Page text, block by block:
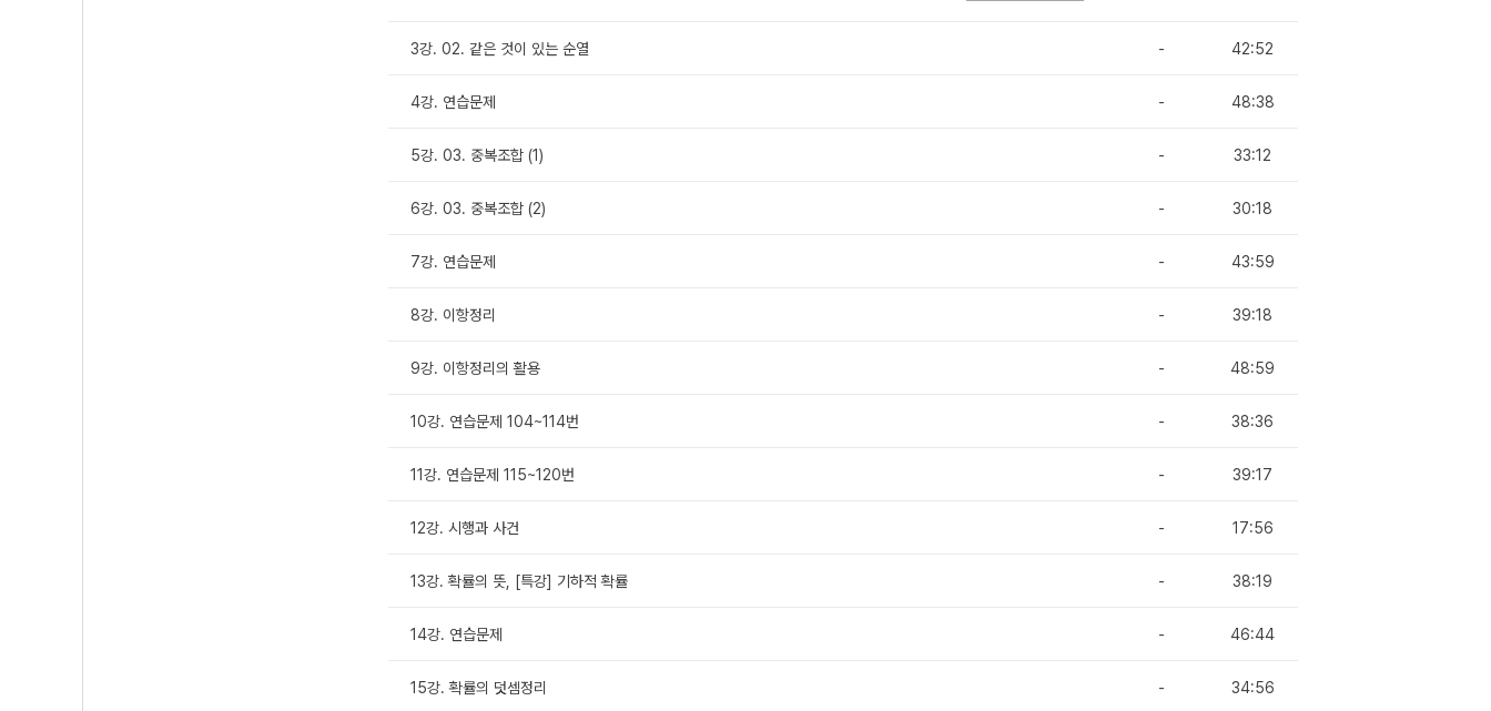
3강. 02. 같은 것이 있는 순열 - 42:52
4강. 연습문제 - 48:38
5강. 03. 중복조합 (1) - 33:12
6강. 03. 중복조합 (2) - 30:18
7강. 연습문제 - 43:59
8강. 이항정리 - 39:18
9강. 이항정리의 활용 - 48:59
10강. 연습문제 104~114번 - 38:36
11강. 연습문제 115~120번 - 39:17
12강. 시행과 사건 - 17:56
13강. 확률의 뜻, [특강] 기하적 확률 - 38:19
14강. 연습문제 - 46:44
15강. 확률의 덧셈정리 - 34:56